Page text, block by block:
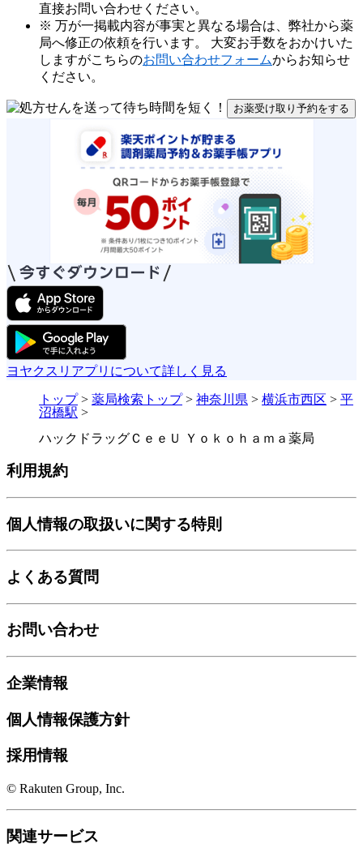
直接お問い合わせください。
※ 万が一掲載内容が事実と異なる場合は、弊社から薬
局へ修正の依頼を行います。 大変お手数をおかけいた
しますがこちらのお問い合わせフォームからお知らせ
ください。
お薬受け取り予約をする
ヨヤクスリアプリについて詳しく見る
トップ> 薬局検索トップ> 神奈川県 > 横浜市西区 > 平
沼橋駅 >
ハックドラッグＣｅｅＵ Ｙｏｋｏｈａｍａ薬局
利用規約
個人情報の取扱いに関する特則
よくある質問
お問い合わせ
企業情報
個人情報保護方針
採用情報
© Rakuten Group, Inc.
関連サービス